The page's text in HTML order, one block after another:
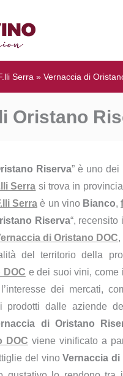
Serra » Vernaccia di
Oristano
Riserva” è uno dei
Serra si trova in
Serra è un vino Bianco,
Riserva“, recensito
di Oristano DOC,
del territorio della
DOC e dei suoi vini, come
dei mercati,
prodotti dalle aziende
di Oristano
DOC viene vinificato a
del vinoVernaccia di